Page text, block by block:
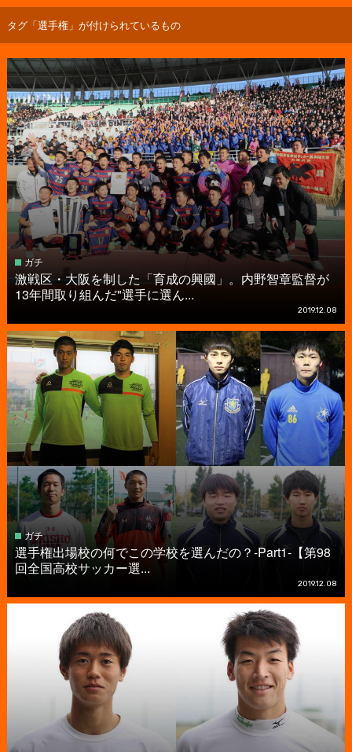
タグ「選手権」が付けられているもの
ガチ
激戦区・大阪を制した「育成の興國」。内野智章監督が
13年間取り組んだ"選手に選ん...
2019.12.08
ガチ
選手権出場校の何でこの学校を選んだの？-Part1-【第98
回全国高校サッカー選...
2019.12.08